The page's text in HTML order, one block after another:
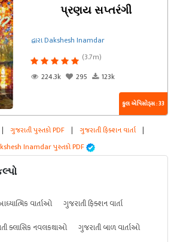
પ્રણય સપ્તરંગી
દ્વારા Dakshesh Inamdar
(3.7m)
224.3k
295 123k
કુલ એપિસોડ્સ : 33
| ગુજરાતી પુસ્તકો PDF | ગુજરાતી ફિક્શન વાર્તા |
Inamdar પુસ્તકો PDF
વાર્તાઓ
ગુજરાતી ફિક્શન વાર્તા
ક્લાસિક નવલકથાઓ ગુજરાતી બાળ વાર્તાઓ